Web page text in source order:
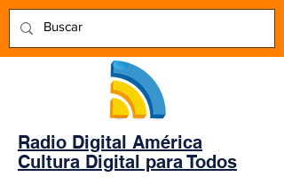
Radio Digital América
Cultura Digital para Todos